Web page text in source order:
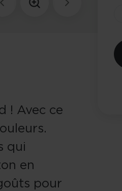
! Avec ce
qui
en
pour